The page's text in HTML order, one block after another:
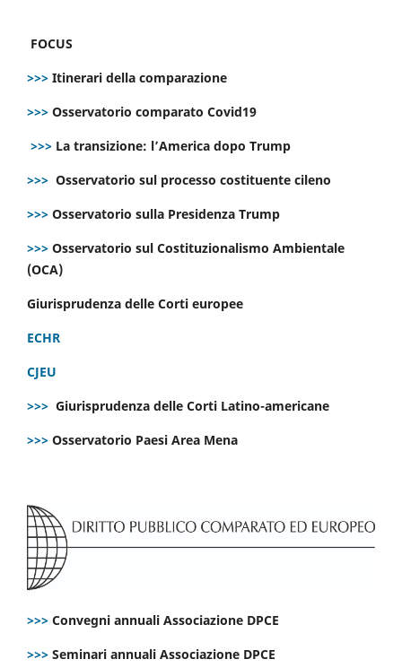
FOCUS
>>> Itinerari della comparazione
>>> Osservatorio comparato Covid19
>>> La transizione: l’America dopo Trump
>>> Osservatorio sul processo costituente cileno
>>> Osservatorio sulla Presidenza Trump
>>> Osservatorio sul Costituzionalismo Ambientale
(OCA)
Giurisprudenza delle Corti europee
ECHR
CJEU
>>> Giurisprudenza delle Corti Latino-americane
>>> Osservatorio Paesi Area Mena
>>> Convegni annuali Associazione DPCE
>>> Seminari annuali Associazione DPCE